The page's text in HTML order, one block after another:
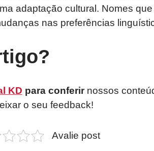
adaptação cultural. Nomes
nas preferências
KD para conferirnossos
o seu feedback!
Avalie post